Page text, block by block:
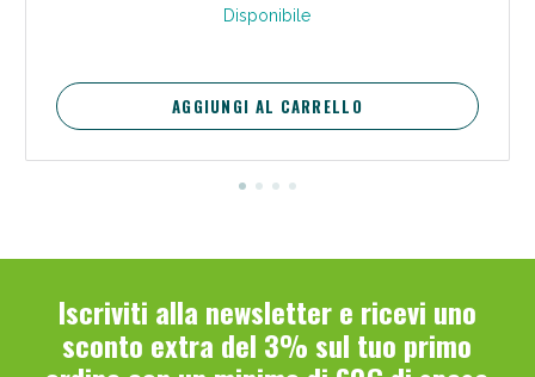
Disponibile
AGGIUNGI AL CARRELLO
Iscriviti alla newsletter e ricevi uno
sconto extra del 3% sul tuo primo